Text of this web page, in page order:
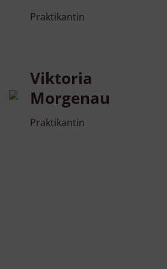
Praktikantin
Viktoria
Morgenau
Praktikantin